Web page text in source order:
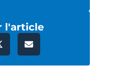
l'article